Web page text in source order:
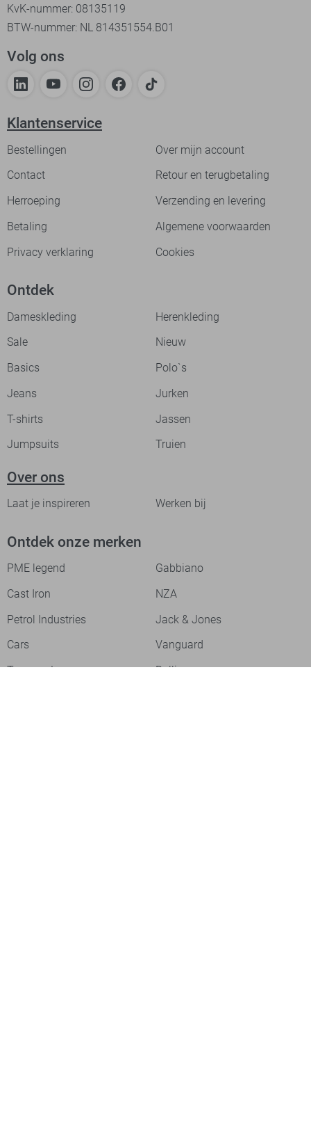
KvK-nummer: 08135119
BTW-nummer: NL 814351554.B01
Volg ons
Klantenservice
Bestellingen
Over mijn account
Contact
Retour en terugbetaling
Herroeping
Verzending en levering
Betaling
Algemene voorwaarden
Privacy verklaring
Cookies
Ontdek
Dameskleding
Herenkleding
Sale
Nieuw
Basics
Polo`s
Jeans
Jurken
T-shirts
Jassen
Jumpsuits
Truien
Over ons
Laat je inspireren Werken bij
Ontdek onze merken
PME legend
Gabbiano
Cast Iron
NZA
Petrol Industries
Jack & Jones
Cars
Vanguard
Tommy Jeans
Ballin